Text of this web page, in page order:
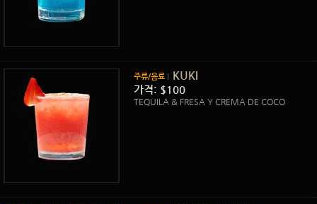
주류/음료 KUKI
가격: $100
TEQUILA & FRESA Y CREMA DE COCO